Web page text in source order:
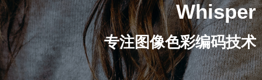
Whisper
专注图像色彩编码技术